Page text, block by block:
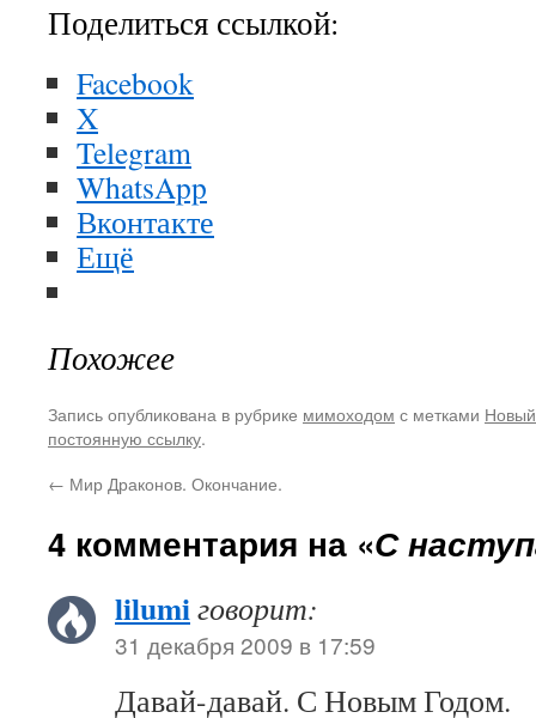
Поделиться ссылкой:
Facebook
X
Telegram
WhatsApp
Вконтакте
Ещё
Похожее
Запись опубликована в рубрике мимоходом с метками
постоянную ссылку.
← Мир Драконов. Окончание.
4 комментария на «С
lilumiговорит:
31 декабря 2009 в 17:59
Давай-давай. С Новым Годом.